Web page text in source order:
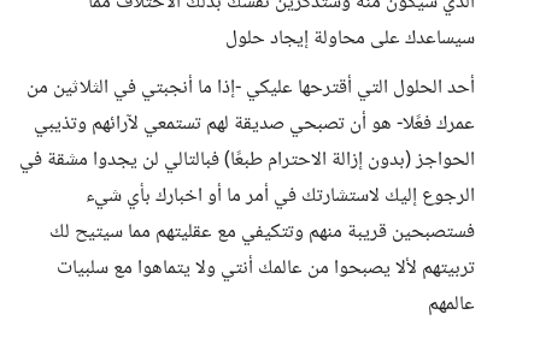
سيساعدك على محاولة إيجاد حلول
أحد الحلول التي أقترحها عليكي -إذا ما أنجبتي في الثلاثين من
عمرك فعًلا- هو أن تصبحي صديقة لهم تستمعي لآرائهم وتذيبي
الحواجز (بدون إزالة الاحترام طبعًا) فبالتالي لن يجدوا مشقة في
الرجوع إليك لاستشارتك في أمر ما أو اخبارك بأي شيء
فستصبحين قريبة منهم وتتكيفي مع عقليتهم مما سيتيح لك
تربيتهم لألا يصبحوا من عالمك أنتي ولا يتماهوا مع سلبيات
عالمهم